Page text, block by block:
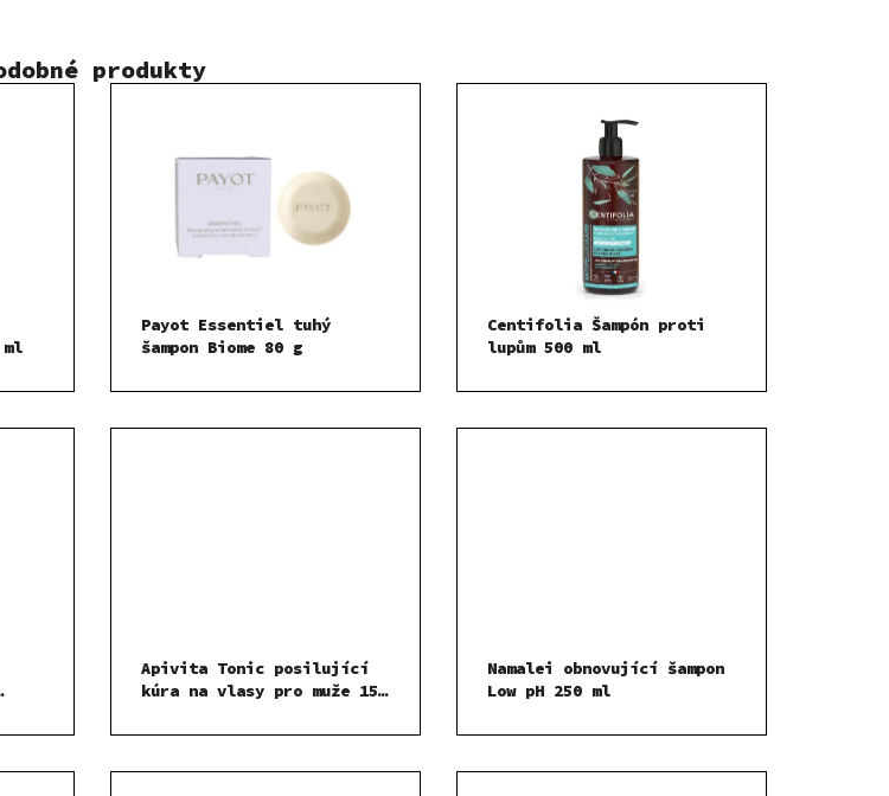
produkty
Payot Essentiel tuhý
šampon Biome 80 g
Centifolia Šampón proti
lupům 500 ml
Apivita Tonic posilující
kúra na vlasy pro muže 150
Namalei obnovující šampon
Low pH 250 ml